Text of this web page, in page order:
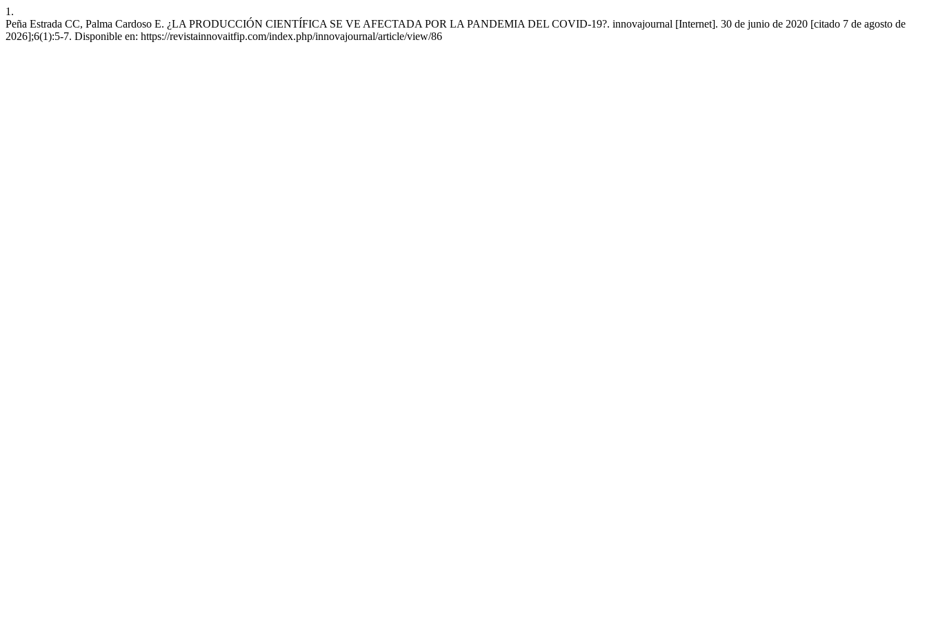
1.
Peña Estrada CC, Palma Cardoso E. ¿LA PRODUCCIÓN CIENTÍFICA SE VE AFECTADA POR LA PANDEMIA DEL COVID-19?. innovajournal [Internet]. 30 de junio de 2020 [citado 7 de agosto de
2026];6(1):5-7. Disponible en: https://revistainnovaitfip.com/index.php/innovajournal/article/view/86